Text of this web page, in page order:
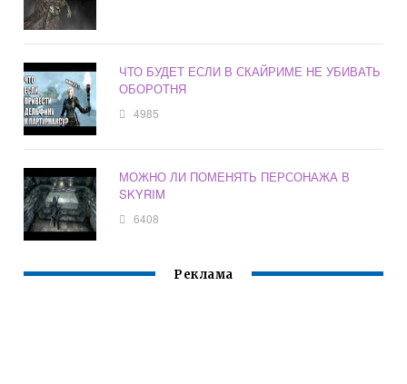
ЧТО БУДЕТ ЕСЛИ В СКАЙРИМЕ НЕ УБИВАТЬ
ОБОРОТНЯ
4985
МОЖНО ЛИ ПОМЕНЯТЬ ПЕРСОНАЖА В
SKYRIM
6408
Реклама